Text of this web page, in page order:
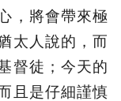
，將會帶來極
太人說的，而
督徒；今天的
且是仔細謹慎